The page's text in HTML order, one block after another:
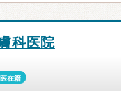
科医院
在籍